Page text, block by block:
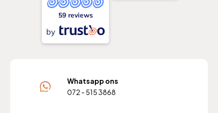
59 reviews
by
Whatsapp ons
072 - 515 3868